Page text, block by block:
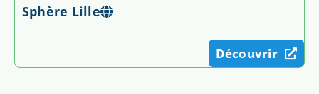
Sphère Lille
Découvrir